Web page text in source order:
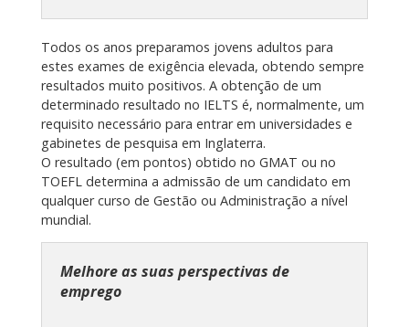
Todos os anos preparamos jovens adultos para
estes exames de exigência elevada, obtendo sempre
resultados muito positivos. A obtenção de um
determinado resultado no IELTS é, normalmente, um
requisito necessário para entrar em universidades e
gabinetes de pesquisa em Inglaterra.
O resultado (em pontos) obtido no GMAT ou no
TOEFL determina a admissão de um candidato em
qualquer curso de Gestão ou Administração a nível
mundial.
Melhore as suas perspectivas de
emprego